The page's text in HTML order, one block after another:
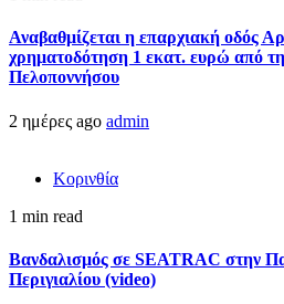
Αναβαθμίζεται η επαρχιακή οδός
χρηματοδότηση 1 εκατ. ευρώ από
Πελοποννήσου
2 ημέρες ago admin
Κορινθία
1 min read
Βανδαλισμός σε SEATRAC στην
Περιγιαλίου (video)